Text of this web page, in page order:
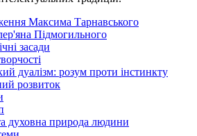
Максима Тарнавського
Підмогильного
засади
дуалізм: розум проти інстинкту
розвиток
духовна природа людини